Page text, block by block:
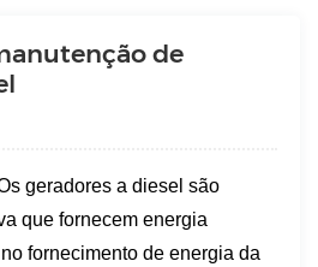
de
geradores a diesel são
que fornecem energia
fornecimento de energia da